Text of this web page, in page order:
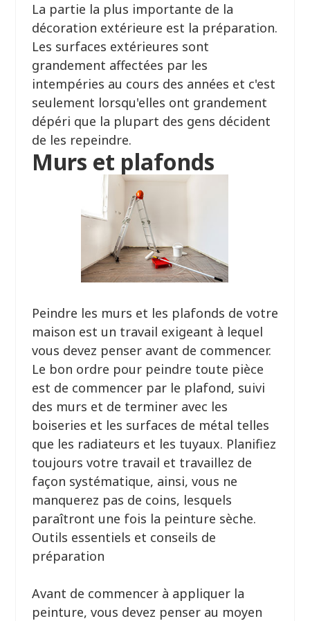
La partie la plus importante de la
décoration extérieure est la préparation.
Les surfaces extérieures sont
grandement affectées par les
intempéries au cours des années et c'est
seulement lorsqu'elles ont grandement
dépéri que la plupart des gens décident
de les repeindre.
Murs et plafonds
Peindre les murs et les plafonds de votre
maison est un travail exigeant à lequel
vous devez penser avant de commencer.
Le bon ordre pour peindre toute pièce
est de commencer par le plafond, suivi
des murs et de terminer avec les
boiseries et les surfaces de métal telles
que les radiateurs et les tuyaux. Planifiez
toujours votre travail et travaillez de
façon systématique, ainsi, vous ne
manquerez pas de coins, lesquels
paraîtront une fois la peinture sèche.
Outils essentiels et conseils de
préparation
Avant de commencer à appliquer la
peinture, vous devez penser au moyen